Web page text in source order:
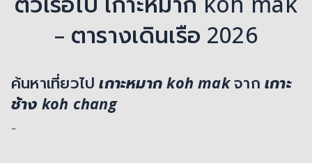
– ตารางเดินเรือ 2026
ค้นหาเที่ยวไปเกาะหมาก koh makจาก เกาะ
ช้าง koh chang
-